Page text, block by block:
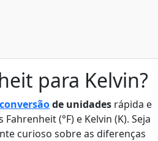
para Kelvin?
conversãode unidades rápida e
(°F) e Kelvin (K). Seja
curioso sobre as diferenças